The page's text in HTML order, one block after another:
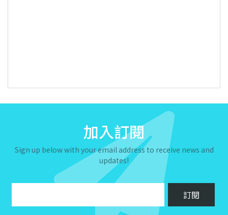
加入訂閱
Sign up below with your email address to receive news and
updates!